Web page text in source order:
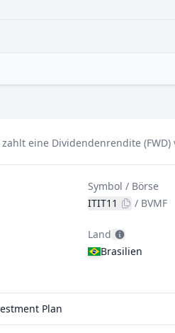
eine Dividendenrendite (FWD)
Symbol / Börse
ITIT11
/ BVMF
Land
Brasilien
Plan